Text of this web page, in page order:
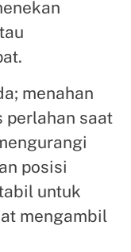
menahan
perlahan saat
posisi
untuk
mengambil